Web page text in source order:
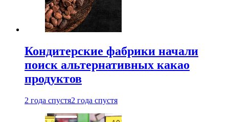
Кондитерские фабрики начали
поиск альтернативных какао
продуктов
2 года спустя2 года спустя